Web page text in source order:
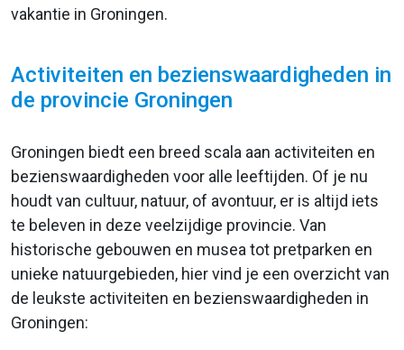
vakantie in Groningen.
Activiteiten en bezienswaardigheden in
de provincie Groningen
Groningen biedt een breed scala aan activiteiten en
bezienswaardigheden voor alle leeftijden. Of je nu
houdt van cultuur, natuur, of avontuur, er is altijd iets
te beleven in deze veelzijdige provincie. Van
historische gebouwen en musea tot pretparken en
unieke natuurgebieden, hier vind je een overzicht van
de leukste activiteiten en bezienswaardigheden in
Groningen: